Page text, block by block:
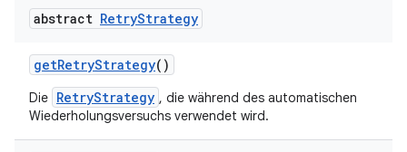
abstract RetryStrategy
getRetryStrategy()
Die RetryStrategy , die während des automatischen
Wiederholungsversuchs verwendet wird.